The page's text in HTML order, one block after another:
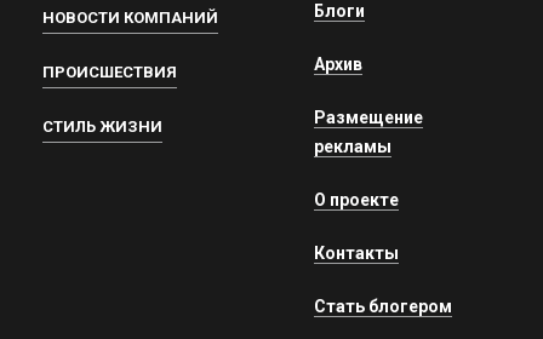
НОВОСТИ КОМПАНИЙ
ПРОИСШЕСТВИЯ
СТИЛЬ ЖИЗНИ
Блоги
Архив
Размещение
рекламы
О проекте
Контакты
Стать блогером